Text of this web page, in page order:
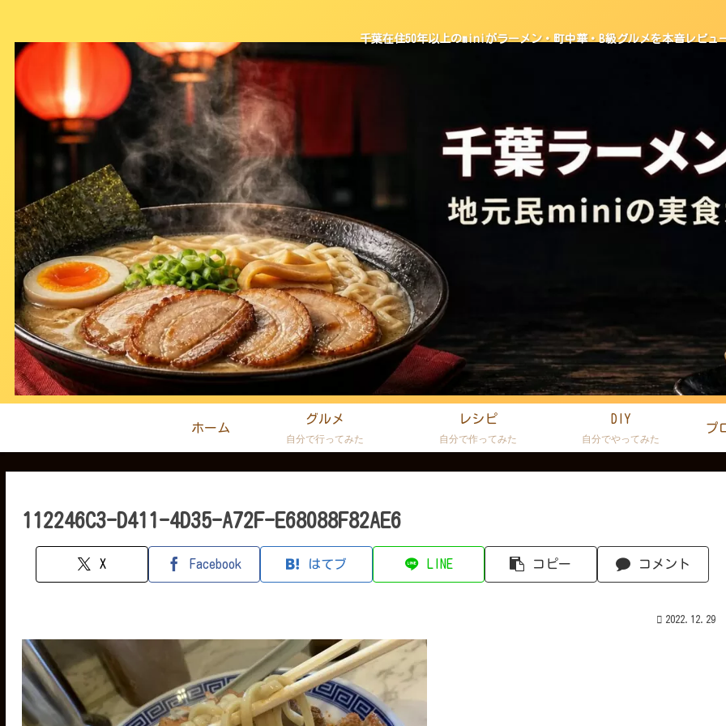
千葉在住50年以上のminiがラーメン・町中華・B級グルメを本音レビュ
ホーム
グルメ
自分で行ってみた
レシピ
自分で作ってみた
DIY
自分でやってみた
プ
112246C3-D411-4D35-A72F-E68088F82AE6
X Facebook はてブ LINE コピー コメント
2022.12.29